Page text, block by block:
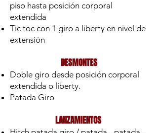
piso hasta posición corporal
extendida
Tic toc con 1 giro a liberty en nivel de
extensión
DESMONTES
Doble giro desde posición corporal
extendida o liberty.
Patada Giro
LANZAMIENTOS